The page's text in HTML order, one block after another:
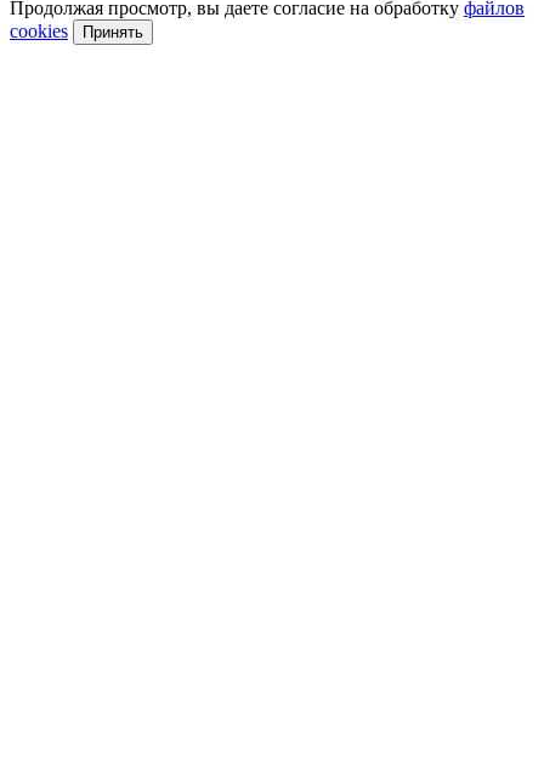
Продолжая просмотр, вы даете согласие на обработку файлов
cookies
Принять